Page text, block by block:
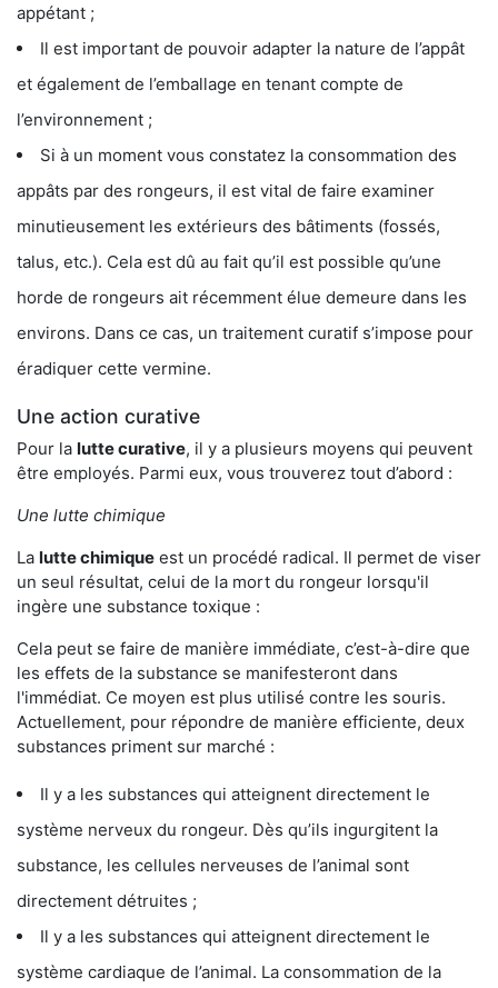
appétant ;
Il est important de pouvoir adapter la nature de l’appât
et également de l’emballage en tenant compte de
l’environnement ;
Si à un moment vous constatez la consommation des
appâts par des rongeurs, il est vital de faire examiner
minutieusement les extérieurs des bâtiments (fossés,
talus, etc.). Cela est dû au fait qu’il est possible qu’une
horde de rongeurs ait récemment élue demeure dans les
environs. Dans ce cas, un traitement curatif s’impose pour
éradiquer cette vermine.
Une action curative
Pour la lutte curative, il y a plusieurs moyens qui peuvent
être employés. Parmi eux, vous trouverez tout d’abord :
Une lutte chimique
La lutte chimique est un procédé radical. Il permet de viser
un seul résultat, celui de la mort du rongeur lorsqu'il
ingère une substance toxique :
Cela peut se faire de manière immédiate, c’est-à-dire que
les effets de la substance se manifesteront dans
l'immédiat. Ce moyen est plus utilisé contre les souris.
Actuellement, pour répondre de manière efficiente, deux
substances priment sur marché :
Il y a les substances qui atteignent directement le
système nerveux du rongeur. Dès qu’ils ingurgitent la
substance, les cellules nerveuses de l’animal sont
directement détruites ;
Il y a les substances qui atteignent directement le
système cardiaque de l’animal. La consommation de la